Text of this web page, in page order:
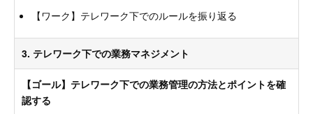
【ワーク】テレワーク下でのルールを振り返る
3. テレワーク下での業務マネジメント
【ゴール】テレワーク下での業務管理の方法とポイントを確
認する